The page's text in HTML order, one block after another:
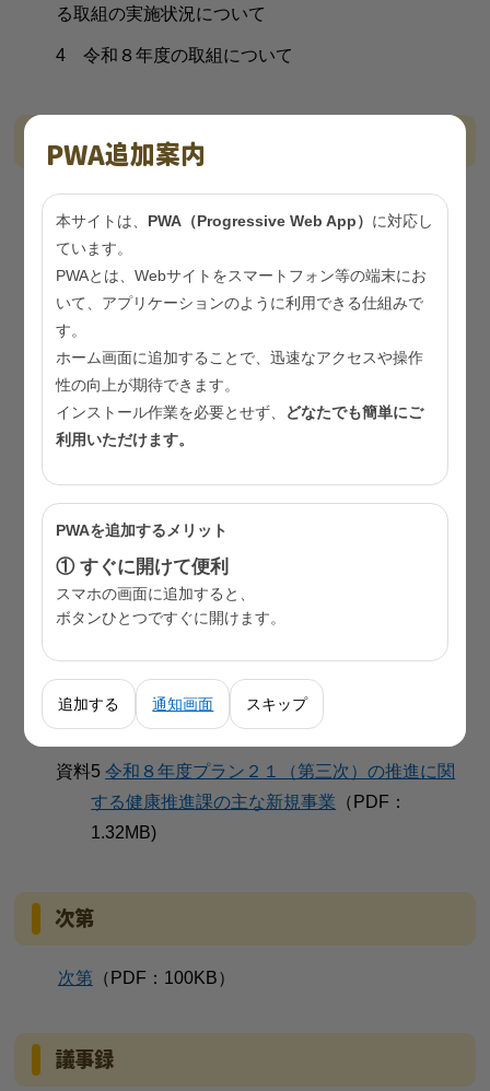
る取組の実施状況について
4 令和８年度の取組について
資料
東京都健康推進プラン２１推進会議 設置要
（PDF：170KB）
資料1-2令和７年度東京都健康推進プラン２１推進
会議 委員名簿 （PDF：419KB）
資料2 令和７年度 施策検討部会（第１回・第２回）
の報告について（PDF：317KB）
資料3 東京都健康推進プラン２１（第三次）指標一
覧（PDF：242KB）
連施策の進捗状況（R7.11時点）
1.80MB)
資料4-2東京都健康推進プラン２１（第三次）の関
連施策の進捗状況（R7.11時点）参考資料
（PDF：2.18MB)
資料4-3
東京都健康推進プラン２１（第三次）に関
連する都の主な事業（PDF：955KB)
資料5令和８年度プラン２１（第三次）の推進に関
する健康推進課の主な新規事業 （PDF：
1.32MB)
次第
次第 （PDF：100KB）
議事録
PWA追加案内
本サイトは、 PWA（Progressive Web App） に対応し
ています。
PWAとは、Webサイトをスマートフォン等の端末にお
いて、アプリケーションのように利用できる仕組みで
す。
ホーム画面に追加することで、迅速なアクセスや操作
性の向上が期待できます。
インストール作業を必要とせず、 どなたでも簡単にご
利用いただけます。
PWAを追加するメリット
① すぐに開けて便利
スマホの画面に追加すると、
ボタンひとつですぐに開けます。
追加する 通知画面 スキップ